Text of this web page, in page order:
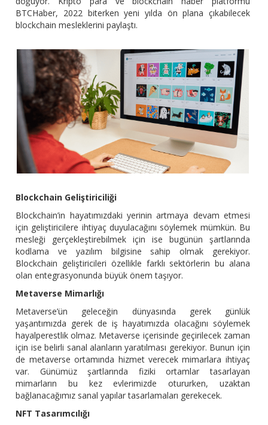
BTCHaber, 2022 biterken yeni yılda ön plana çıkabilecek
blockchain mesleklerini paylaştı.
Blockchain Geliştiriciliği
Blockchain’in hayatımızdaki yerinin artmaya devam etmesi
için geliştiricilere ihtiyaç duyulacağını söylemek mümkün. Bu
mesleği gerçekleştirebilmek için ise bugünün şartlarında
kodlama ve yazılım bilgisine sahip olmak gerekiyor.
Blockchain geliştiricileri özellikle farklı sektörlerin bu alana
olan entegrasyonunda büyük önem taşıyor.
Metaverse Mimarlığı
Metaverse’ün geleceğin dünyasında gerek günlük
yaşantımızda gerek de iş hayatımızda olacağını söylemek
hayalperestlik olmaz. Metaverse içerisinde geçirilecek zaman
için ise belirli sanal alanların yaratılması gerekiyor. Bunun için
de metaverse ortamında hizmet verecek mimarlara ihtiyaç
var. Günümüz şartlarında fiziki ortamlar tasarlayan
mimarların bu kez evlerimizde otururken, uzaktan
bağlanacağımız sanal yapılar tasarlamaları gerekecek.
NFT Tasarımcılığı